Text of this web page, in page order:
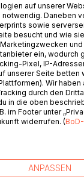
unter 18Jahren
IN
BEI
auf unserer
Daneben
sowie
besucht und wie
ein, wodurch
Pixel, IP-
unserer Seite betten
Wir haben
durch den
in die oben
im Footer unter
widerrufen. (BoD-
ANPASSEN